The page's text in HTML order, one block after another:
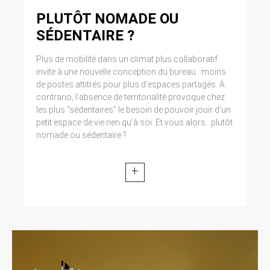
PLUTÔT NOMADE OU
SÉDENTAIRE ?
Plus de mobilité dans un climat plus collaboratif
invite à une nouvelle conception du bureau : moins
de postes attitrés pour plus d’espaces partagés. A
contrario, l’absence de territorialité provoque chez
les plus “sédentaires” le besoin de pouvoir jouir d’un
petit espace de vie rien qu’à soi. Et vous alors...plutôt
nomade ou sédentaire ?
+
modifiée par la loi n° 2004-801 du 6 août 2004
relative à l’informatique, aux fichiers et aux
libertés. Loi n° 2004-575 du 21 juin 2004 pour
la confiance dans l’économie numérique.
11. LEXIQUE.
Utilisateur : Internaute se connectant, utilisant
le site susnommé. Informations personnelles :
« les informations qui permettent, sous quelque
forme que ce soit, directement ou non,
l’identification des personnes physiques
loi n° 78-17 du 6 janvier 1978).